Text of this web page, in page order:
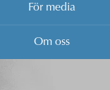
För media
Om oss